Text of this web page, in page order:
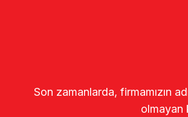
Son zamanlarda, firmamızın
olmayan